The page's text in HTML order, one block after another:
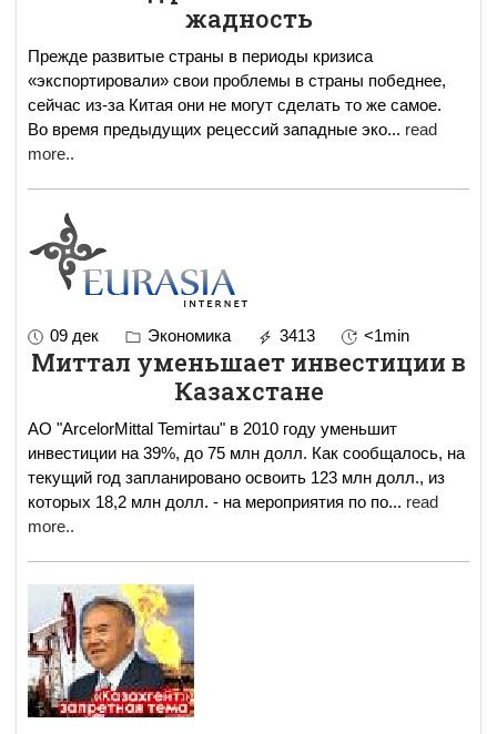
жадность
Прежде развитые страны в периоды кризиса
«экспортировали» свои проблемы в страны победнее,
сейчас из-за Китая они не могут сделать то же самое.
Во время предыдущих рецессий западные эко... read
more..
09 дек Экономика 3413 <1min
Миттал уменьшает инвестиции в
Казахстане
АО "ArcelorMittal Temirtau" в 2010 году уменьшит
инвестиции на 39%, до 75 млн долл. Как сообщалось, на
текущий год запланировано освоить 123 млн долл., из
которых 18,2 млн долл. - на мероприятия по по... read
more..